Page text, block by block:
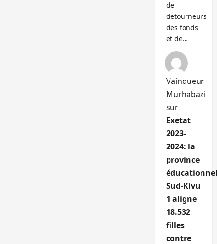
de
detourneurs
des fonds
et de…
Vainqueur
Murhabazi
sur
Exetat
2023-
2024: la
province
Sud-Kivu
1 aligne
18.532
filles
contre